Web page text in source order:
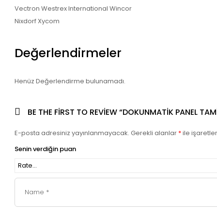
Vectron Westrex International Wincor
Nixdorf Xycom
Değerlendirmeler
Henüz Değerlendirme bulunamadı.
BE THE FIRST TO REVIEW “DOKUNMATIK PANEL
E-posta adresiniz yayınlanmayacak. Gerekli alanlar *ile
Senin verdiğin puan